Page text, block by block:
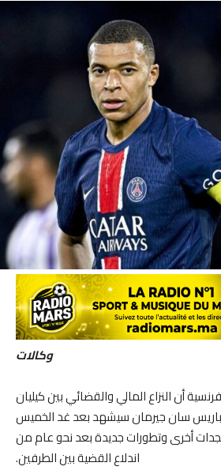
وكالات
أن النزاع المالي والقضائي بين كيليان
سان جيرمان سيشهد بعد غد الخميس
2025)، مستجدات أخرى وتطورات جديدة بعد نحو عام من
اندلاع القضية بين الطرفين.